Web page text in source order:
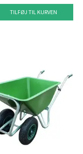
TILFØJ TIL KURVEN